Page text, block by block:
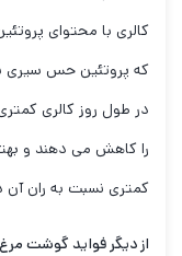
کالری با محتوای
که پروتئین حس سیری
در طول روز کالری
را کاهش می دهند و
کمتری نسبت به ران آن
از دیگر فواید گوشت مرغ